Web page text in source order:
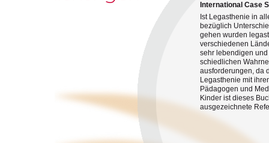
International Case
Ist Legasthenie in
bezüglich
gehen wurden
verschiedenen
sehr lebendigen
schiedlichen
ausforderungen, da
Legasthenie mit
Pädagogen und
Kinder ist dieses
ausgezeichnete